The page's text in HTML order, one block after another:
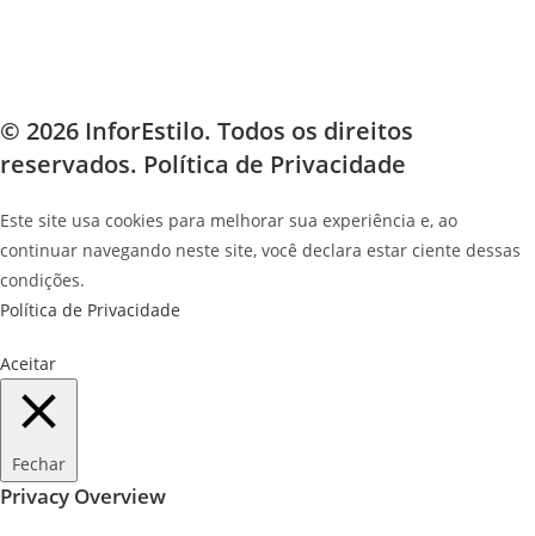
© 2026 InforEstilo. Todos os direitos
reservados. Política de Privacidade
Este site usa cookies para melhorar sua experiência e, ao
continuar navegando neste site, você declara estar ciente dessas
condições.
Política de Privacidade
Aceitar
Fechar
Privacy Overview